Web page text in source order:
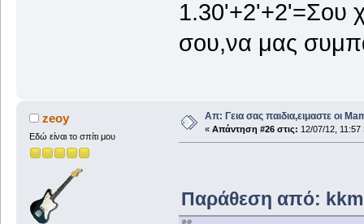
1.30'+2'+2'=Σου
σου,να μας
zeoy
Εδώ είναι το σπίτι μου
Απ: Γεια σας παιδια,ειμαστε οι
« Απάντηση #26 στις: 12/07/12, 11:57
Παράθεση από: